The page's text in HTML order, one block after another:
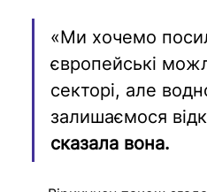
«Ми хочемо
європейські
секторі, але
залишаємося
сказала вона.